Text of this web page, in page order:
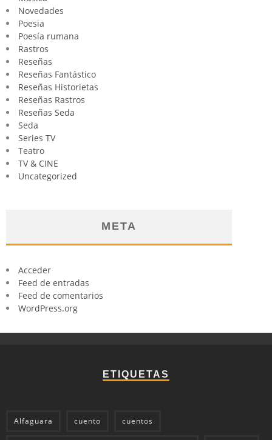
Novedades
Poesia
Poesía rumana
Rastros
Reseñas
Reseñas Fantástico
Reseñas Historietas
Reseñas Rastros
Reseñas Seda
Seda
Series TV
Teatro
TV & CINE
Uncategorized
META
Acceder
Feed de entradas
Feed de comentarios
WordPress.org
ETIQUETAS
Alfaguara cuento cuentos